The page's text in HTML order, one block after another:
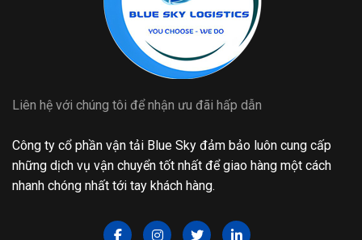
Liên hệ với chúng tôi để nhận ưu đãi hấp dẫn
Công ty cổ phần vận tải Blue Sky đảm bảo luôn cung cấp
những dịch vụ vận chuyển tốt nhất để giao hàng một cách
nhanh chóng nhất tới tay khách hàng.